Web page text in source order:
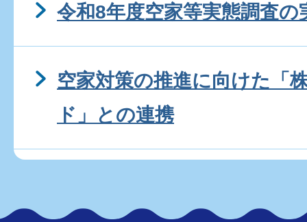
令和8年度空家等実態調査の
空家対策の推進に向けた「
ド」との連携